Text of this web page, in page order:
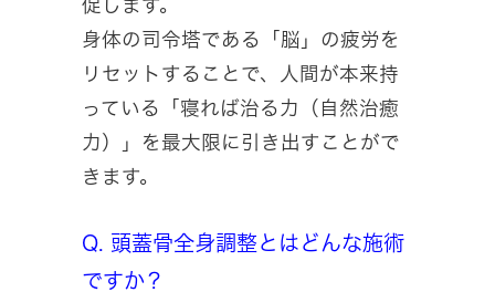
促します。
身体の司令塔である「脳」の疲労を
リセットすることで、人間が本来持
っている「寝れば治る力（自然治癒
力）」を最大限に引き出すことがで
きます。
Q. 頭蓋骨全身調整とはどんな施術
ですか？